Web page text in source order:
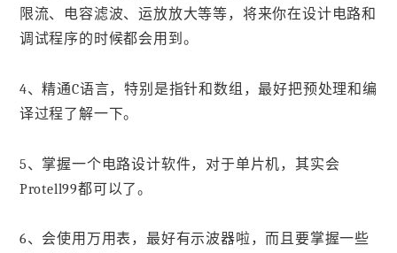
限流、电容滤波、运放放大等等，将来你在设计电路和
调试程序的时候都会用到。
4、精通C语言，特别是指针和数组，最好把预处理和编
译过程了解一下。
5、掌握一个电路设计软件，对于单片机，其实会
Protell99都可以了。
6、会使用万用表，最好有示波器啦，而且要掌握一些